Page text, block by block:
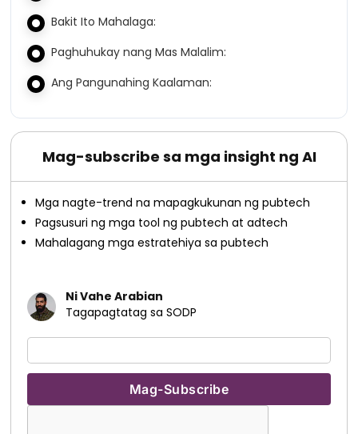
Bakit Ito Mahalaga:
Paghuhukay nang Mas Malalim:
Ang Pangunahing Kaalaman:
Mag-subscribe sa mga insight ng AI
Mga nagte-trend na mapagkukunan ng pubtech
Pagsusuri ng mga tool ng pubtech at adtech
Mahalagang mga estratehiya sa pubtech
Ni Vahe Arabian
Tagapagtatag sa SODP